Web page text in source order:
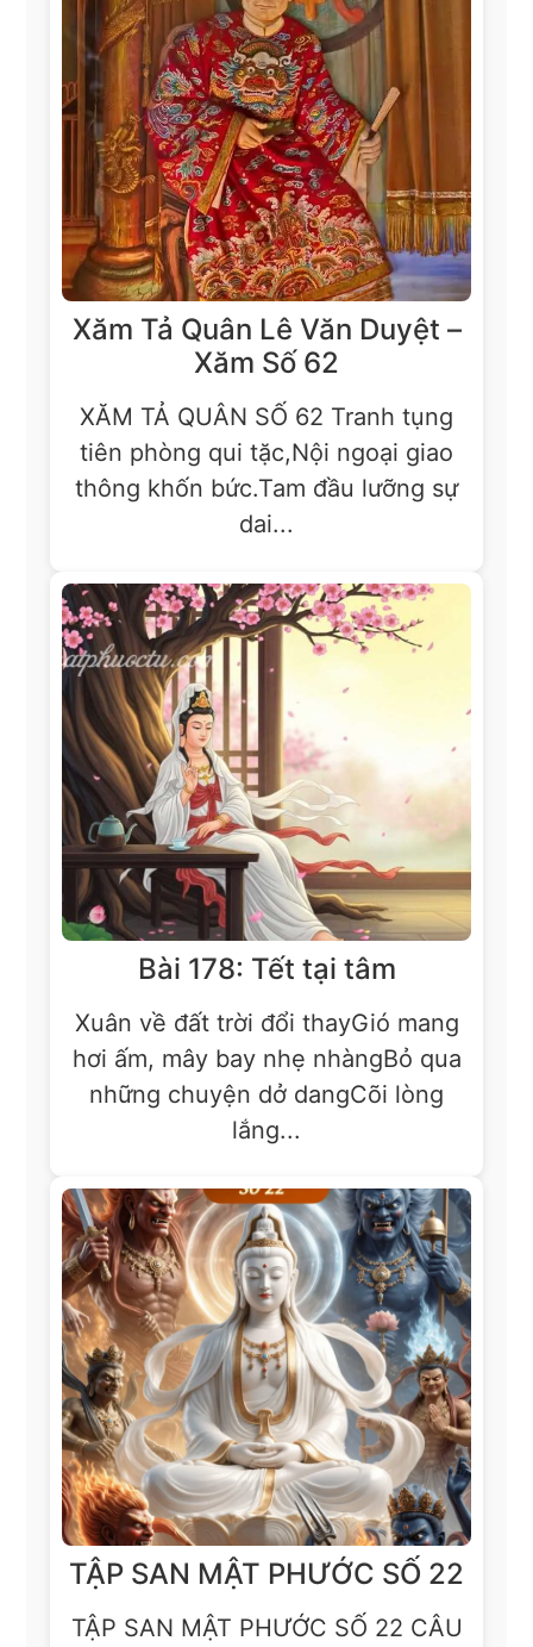
Xăm Tả Quân Lê Văn Duyệt –
Xăm Số 62
XĂM TẢ QUÂN SỐ 62 Tranh tụng
tiên phòng qui tặc,Nội ngoại giao
thông khốn bức.Tam đầu lưỡng sự
dai...
Bài 178: Tết tại tâm
Xuân về đất trời đổi thayGió mang
hơi ấm, mây bay nhẹ nhàngBỏ qua
những chuyện dở dangCõi lòng
lắng...
TẬP SAN MẬT PHƯỚC SỐ 22
TẬP SAN MẬT PHƯỚC SỐ 22 CÂU